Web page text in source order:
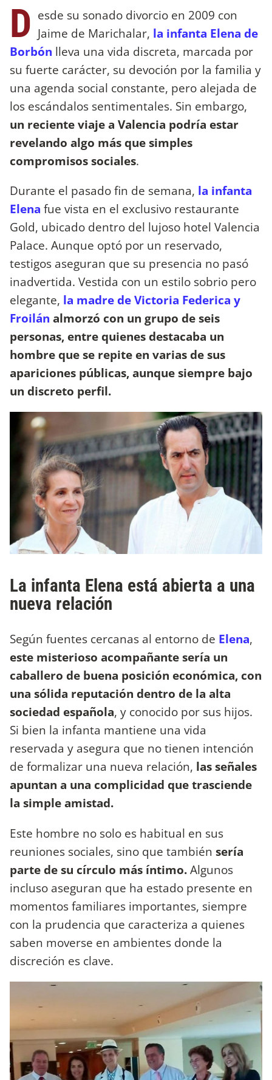
D esde su sonado divorcio en 2009 con
Jaime de Marichalar, la infanta Elena de
Borbón lleva una vida discreta, marcada por
su fuerte carácter, su devoción por la familia y
una agenda social constante, pero alejada de
los escándalos sentimentales. Sin embargo,
un reciente viaje a Valencia podría estar
revelando algo más que simples
compromisos sociales.
Durante el pasado fin de semana, la infanta
Elena fue vista en el exclusivo restaurante
Gold, ubicado dentro del lujoso hotel Valencia
Palace. Aunque optó por un reservado,
testigos aseguran que su presencia no pasó
inadvertida. Vestida con un estilo sobrio pero
elegante, la madre de Victoria Federica y
Froilán almorzó con un grupo de seis
personas, entre quienes destacaba un
hombre que se repite en varias de sus
apariciones públicas, aunque siempre bajo
un discreto perfil.
La infanta Elena está abierta a una
nueva relación
Según fuentes cercanas al entorno de Elena,
este misterioso acompañante sería un
caballero de buena posición económica, con
una sólida reputación dentro de la alta
sociedad española, y conocido por sus hijos.
Si bien la infanta mantiene una vida
reservada y asegura que no tienen intención
de formalizar una nueva relación, las señales
apuntan a una complicidad que trasciende
la simple amistad.
Este hombre no solo es habitual en sus
reuniones sociales, sino que también sería
parte de su círculo más íntimo.Algunos
incluso aseguran que ha estado presente en
momentos familiares importantes, siempre
con la prudencia que caracteriza a quienes
saben moverse en ambientes donde la
discreción es clave.